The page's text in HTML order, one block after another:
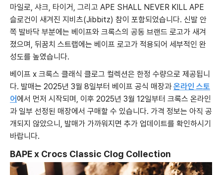
마일로, 샤크, 타이거, 그리고 APE SHALL NEVER KILL APE
슬로건이 새겨진 지비츠(Jibbitz) 참이 포함되었습니다. 신발 안
쪽 발바닥 부분에는 베이프와 크록스의 공동 브랜드 로고가 새겨
졌으며, 뒤꿈치 스트랩에는 베이프 로고가 적용되어 세부적인 완
성도를 높였습니다.
베이프 x 크록스 클래식 클로그 컬렉션은 한정 수량으로 제공됩니
다. 발매는 2025년 3월 8일부터 베이프 공식 매장과온라인 스토
어에서 먼저 시작되며, 이후 2025년 3월 12일부터 크록스 온라인
과 일부 선정된 매장에서 구매할 수 있습니다. 가격 정보는 아직 공
개되지 않았으니, 발매가 가까워지면 추가 업데이트를 확인하시기
바랍니다.
BAPE x Crocs Classic Clog Collection